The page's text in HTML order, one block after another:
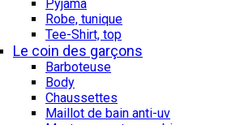
Pyjama
Robe, tunique
Tee-Shirt, top
Le coin des garçons
Barboteuse
Body
Chaussettes
Maillot de bain anti-uv